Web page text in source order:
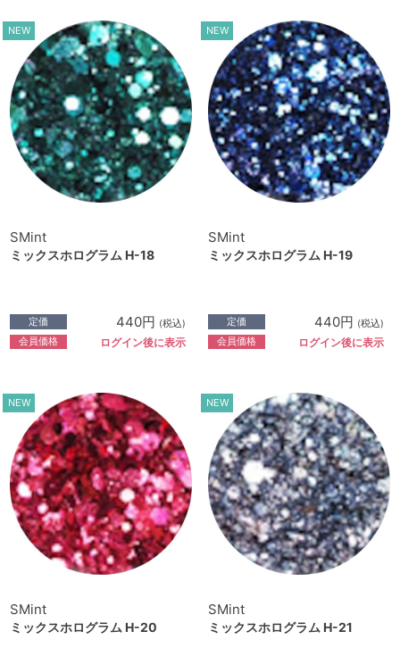
NEW
SMint
ミックスホログラム H-18
定価 440円 (税込)
会員価格 ログイン後に表示
NEW
SMint
ミックスホログラム H-19
定価 440円 (税込)
会員価格 ログイン後に表示
NEW
SMint
ミックスホログラム H-20
NEW
SMint
ミックスホログラム H-21